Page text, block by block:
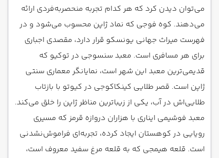
می‌توان دیدن کرد که هر کدام تجربه منحصربه‌فردی ارائه
می‌دهند. کوه فوجی که نماد ژاپن محسوب می‌شود و در
فهرست میراث جهانی یونسکو قرار دارد، مقصدی اجباری
برای هر مسافری است. معبد سنسوجی در توکیو که
قدیمی‌ترین معبد این شهر است، نمایانگر معماری سنتی
ژاپن است. قصر طلایی کینکاکوجی در کیوتو با بازتاب
طلایی‌اش در آب، یکی از زیباترین مناظر ژاپن را خلق می‌کند.
معبد فوشیمی ایناری با هزاران دروازه قرمز که مسیری
رویایی در کوهستان ایجاد کرده، تجربه‌ای فراموش‌نشدنی
است. قلعه هیمجی که به قلعه مرغ سفید معروف است،